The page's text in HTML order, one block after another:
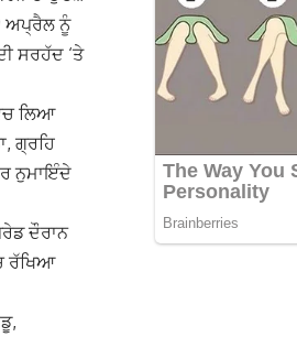
ਅਪ੍ਰੈਲ ਨੂੰ
ਸਰਹੱਦ ‘ਤੇ
ਲਿਆ
ਗ੍ਰਹਿ
ਨੁਮਾਇੰਦੇ
ਦੌਰਾਨ
ਰੱਖਿਆ